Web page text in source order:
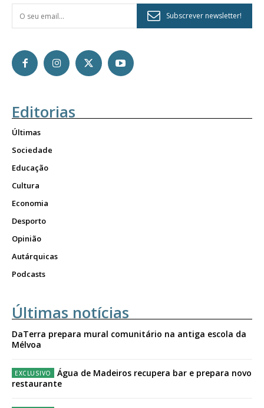
Subscrever newsletter!
Editorias
Últimas
Sociedade
Educação
Cultura
Economia
Desporto
Opinião
Autárquicas
Podcasts
Últimas notícias
DaTerra prepara mural comunitário na antiga escola da
Mélvoa
Água de Madeiros recupera bar e prepara novo
restaurante